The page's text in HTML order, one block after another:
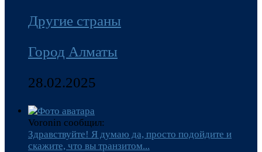
Другие страны
Город Алматы
28.02.2025
Voronin сообщил:
Здравствуйте! Я думаю да, просто подойдите и
скажите, что вы транзитом...